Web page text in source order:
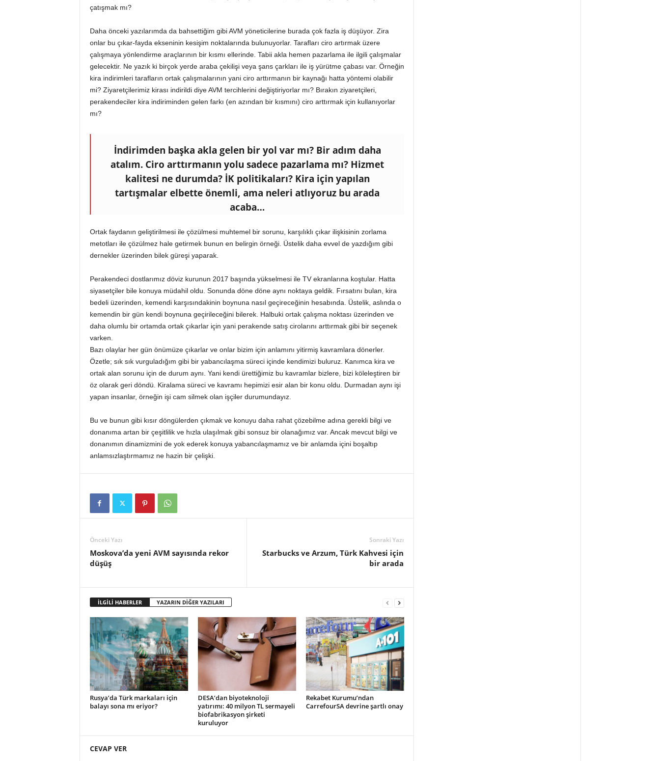
çatışmak mı?
Daha önceki yazılarımda da bahsettiğim gibi AVM yöneticilerine burada çok fazla iş düşüyor. Zira
onlar bu çıkar-fayda ekseninin kesişim noktalarında bulunuyorlar. Tarafları ciro artırmak üzere
çalışmaya yönlendirme araçlarının bir kısmı ellerinde. Tabii akla hemen pazarlama ile ilgili çalışmalar
gelecektir. Ne yazık ki birçok yerde araba çekilişi veya şans çarkları ile iş yürütme çabası var. Örneğin
kira indirimleri tarafların ortak çalışmalarının yani ciro arttırmanın bir kaynağı hatta yöntemi olabilir
mi? Ziyaretçilerimiz kirası indirildi diye AVM tercihlerini değiştiriyorlar mı? Bırakın ziyaretçileri,
perakendeciler kira indiriminden gelen farkı (en azından bir kısmını) ciro arttırmak için kullanıyorlar
mı?
İndirimden başka akla gelen bir yol var mı? Bir adım daha
atalım. Ciro arttırmanın yolu sadece pazarlama mı? Hizmet
kalitesi ne durumda? İK politikaları? Kira için yapılan
tartışmalar elbette önemli, ama neleri atlıyoruz bu arada
acaba…
Ortak faydanın geliştirilmesi ile çözülmesi muhtemel bir sorunu, karşılıklı çıkar ilişkisinin zorlama
metotları ile çözülmez hale getirmek bunun en belirgin örneği. Üstelik daha evvel de yazdığım gibi
dernekler üzerinden bilek güreşi yaparak.
Perakendeci dostlarımız döviz kurunun 2017 başında yükselmesi ile TV ekranlarına koştular. Hatta
siyasetçiler bile konuya müdahil oldu. Sonunda döne döne aynı noktaya geldik. Fırsatını bulan, kira
bedeli üzerinden, kemendi karşısındakinin boynuna nasıl geçireceğinin hesabında. Üstelik, aslında o
kemendin bir gün kendi boynuna geçirileceğini bilerek. Halbuki ortak çalışma noktası üzerinden ve
daha olumlu bir ortamda ortak çıkarlar için yani perakende satış cirolarını arttırmak gibi bir seçenek
varken.
Bazı olaylar her gün önümüze çıkarlar ve onlar bizim için anlamını yitirmiş kavramlara dönerler.
Özetle; sık sık vurguladığım gibi bir yabancılaşma süreci içinde kendimizi buluruz. Kanımca kira ve
ortak alan sorunu için de durum aynı. Yani kendi ürettiğimiz bu kavramlar bizlere, bizi köleleştiren bir
öz olarak geri döndü. Kiralama süreci ve kavramı hepimizi esir alan bir konu oldu. Durmadan aynı işi
yapan insanlar, örneğin işi cam silmek olan işçiler durumundayız.
Bu ve bunun gibi kısır döngülerden çıkmak ve konuyu daha rahat çözebilme adına gerekli bilgi ve
donanıma artan bir çeşitlilik ve hızla ulaşılmak gibi sonsuz bir olanağımız var. Ancak mevcut bilgi ve
donanımın dinamizmini de yok ederek konuya yabancılaşmamız ve bir anlamda içini boşaltıp
anlamsızlaştırmamız ne hazin bir çelişki.
Önceki Yazı
Moskova’da yeni AVM sayısında rekor
düşüş
Sonraki Yazı
Starbucks ve Arzum, Türk Kahvesi için
bir arada
İLGİLİ HABERLER YAZARIN DİĞER YAZILARI
Rusya’da Türk markaları için
balayı sona mı eriyor?
DESA’dan biyoteknoloji
yatırımı: 40 milyon TL sermayeli
biofabrikasyon şirketi
kuruluyor
Rekabet Kurumu’ndan
CarrefourSA devrine şartlı onay
CEVAP VER